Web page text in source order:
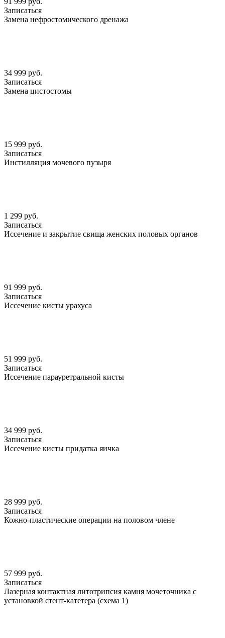
Записаться
Замена нефростомического дренажа
34 999 руб.
Записаться
Замена цистостомы
15 999 руб.
Записаться
Инстилляция мочевого пузыря
1 299 руб.
Записаться
Иссечение и закрытие свища женских половых органов
91 999 руб.
Записаться
Иссечение кисты урахуса
51 999 руб.
Записаться
Иссечение парауретральной кисты
34 999 руб.
Записаться
Иссечение кисты придатка яичка
28 999 руб.
Записаться
Кожно-пластические операции на половом члене
57 999 руб.
Записаться
Лазерная контактная литотрипсия камня мочеточника с
установкой стент-катетера (схема 1)